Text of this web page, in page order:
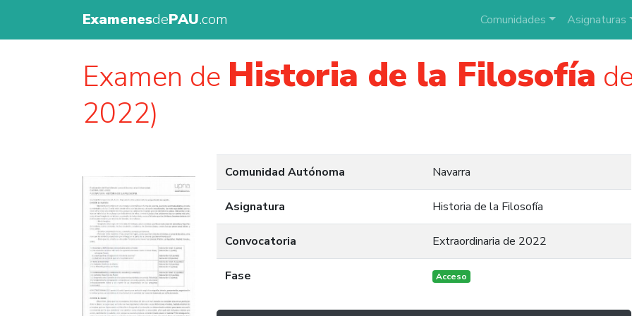
ExamenesdePAU.com Comunidades Asignaturas
Examen de Historia de la Filosofía
2022)
Comunidad Autónoma Navarra
Asignatura Historia de la Filosofía
Convocatoria Extraordinaria de 2022
Fase Acceso